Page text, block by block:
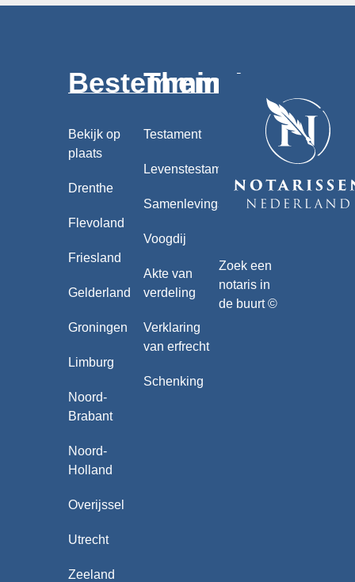
Bestemmingen
Bekijk op
plaats
Drenthe
Flevoland
Friesland
Gelderland
Groningen
Limburg
Noord-
Brabant
Noord-
Holland
Overijssel
Utrecht
Zeeland
Thema's
Testament
Levenstestament
Samenlevingscontract
Voogdij
Akte van
verdeling
Verklaring
van erfrecht
Schenking
Zoek een
notaris in
de buurt ©